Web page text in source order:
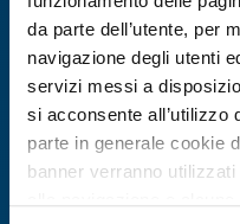
da parte dell’utente, per
navigazione degli utenti
servizi messi a
si acconsente all’utilizzo
parte in generale cookie
banner verranno